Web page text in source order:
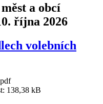
a obcí
října 2026
volebních
138,38 kB